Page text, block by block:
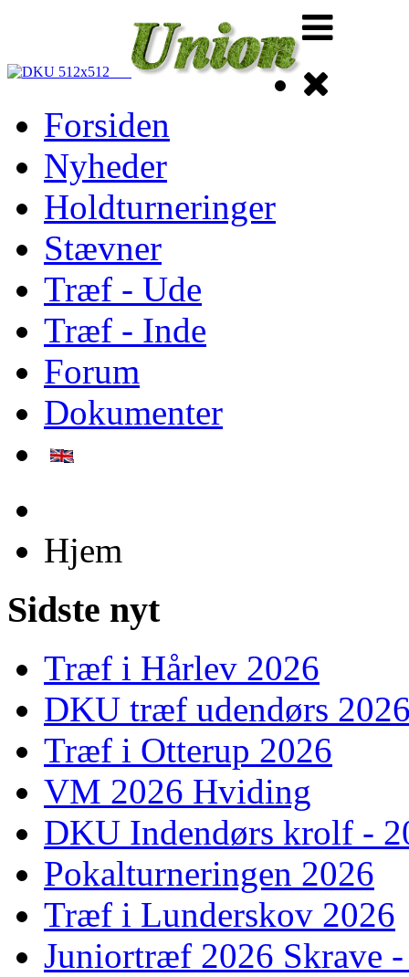
Forsiden
Nyheder
Holdturneringer
Stævner
Træf - Ude
Træf - Inde
Forum
Dokumenter
Hjem
Sidste nyt
Træf i Hårlev 2026
DKU træf udendørs
Træf i Otterup 2026
VM 2026 Hviding
DKU Indendørs krolf -
Pokalturneringen 2026
Træf i Lunderskov 2026
Juniortræf 2026 Skrave